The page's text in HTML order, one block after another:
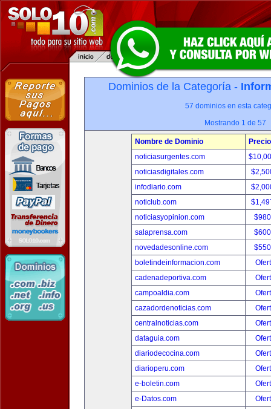
Dominios de la Categoría -
57 dominios en esta
Mostrando 1 de 57
Nombre de Dominio
Precio
noticiasurgentes.com
noticiasdigitales.com
infodiario.com
noticlub.com
noticiasyopinion.com
salaprensa.com
novedadesonline.com
boletindeinformacion.com
cadenadeportiva.com
campoaldia.com
cazadordenoticias.com
centralnoticias.com
dataguia.com
diariodecocina.com
diarioperu.com
e-boletin.com
e-Datos.com